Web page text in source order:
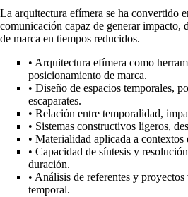
La arquitectura efímera se ha convertido
comunicación capaz de generar impacto,
de marca en tiempos reducidos.
• Arquitectura efímera como
posicionamiento de marca.
• Diseño de espacios temporales,
escaparates.
• Relación entre temporalidad,
• Sistemas constructivos ligeros,
• Materialidad aplicada a contextos
• Capacidad de síntesis y
duración.
• Análisis de referentes y
temporal.